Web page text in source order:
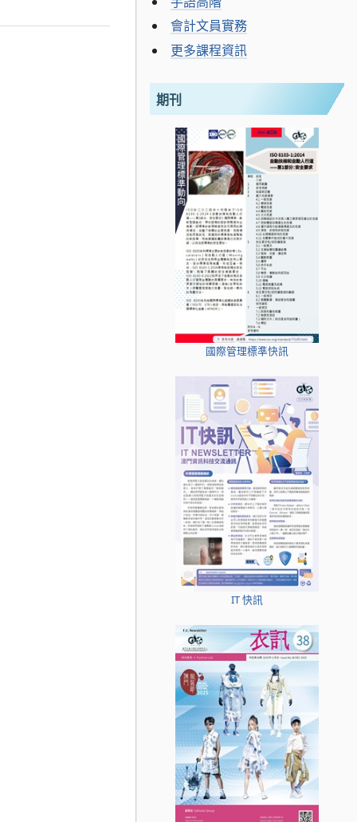
會計文員實務
更多課程資訊
期刊
國際管理標準快訊
IT 快訊